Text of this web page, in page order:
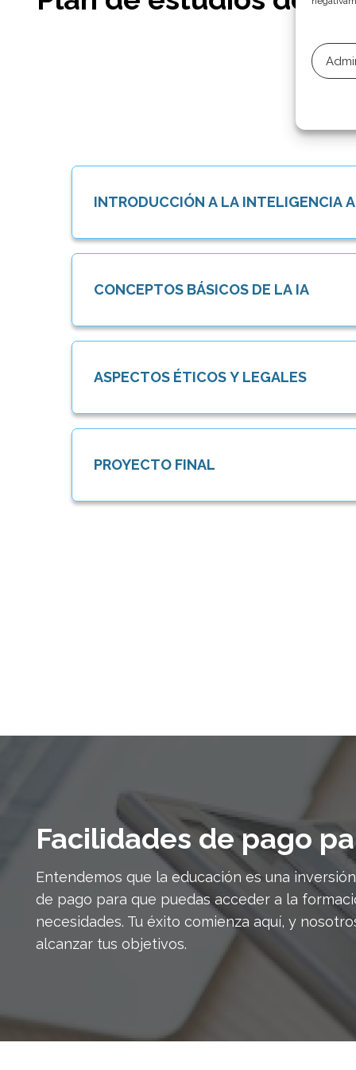
INTRODUCCIÓN A LA INTELIGENCIA
CONCEPTOS BÁSICOS DE LA IA
ASPECTOS ÉTICOS Y LEGALES
PROYECTO FINAL
Facilidades de pago
Entendemos que la educación es una
de pago para que puedas acceder a la
necesidades. Tu éxito comienza aquí, y
alcanzar tus objetivos.